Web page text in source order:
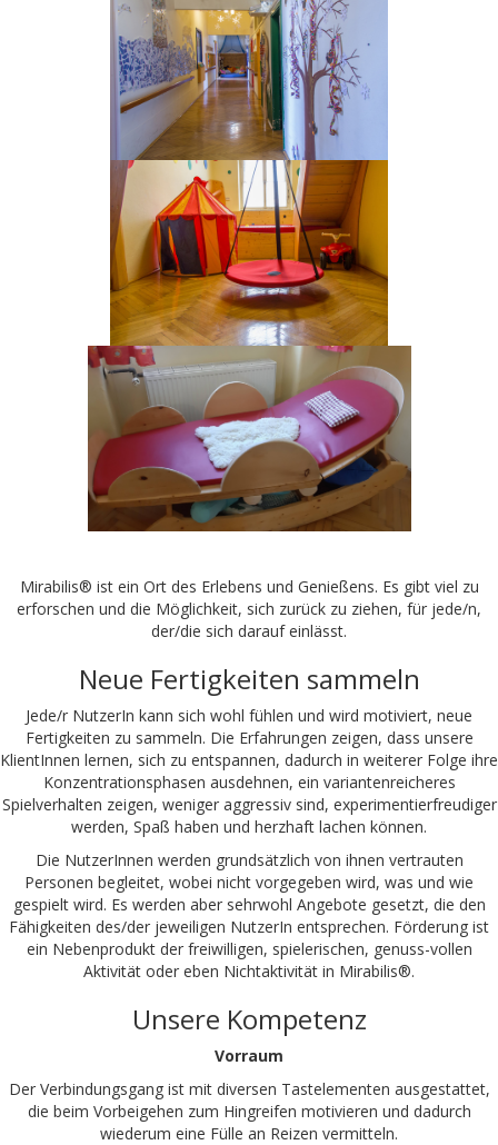
Mirabilis® ist ein Ort des Erlebens und Genießens. Es gibt viel zu
erforschen und die Möglichkeit, sich zurück zu ziehen, für jede/n,
der/die sich darauf einlässt.
Neue Fertigkeiten sammeln
Jede/r NutzerIn kann sich wohl fühlen und wird motiviert, neue
Fertigkeiten zu sammeln. Die Erfahrungen zeigen, dass unsere
KlientInnen lernen, sich zu entspannen, dadurch in weiterer Folge ihre
Konzentrationsphasen ausdehnen, ein variantenreicheres
Spielverhalten zeigen, weniger aggressiv sind, experimentierfreudiger
werden, Spaß haben und herzhaft lachen können.
Die NutzerInnen werden grundsätzlich von ihnen vertrauten
Personen begleitet, wobei nicht vorgegeben wird, was und wie
gespielt wird. Es werden aber sehrwohl Angebote gesetzt, die den
Fähigkeiten des/der jeweiligen NutzerIn entsprechen. Förderung ist
ein Nebenprodukt der freiwilligen, spielerischen, genuss-vollen
Aktivität oder eben Nichtaktivität in Mirabilis®.
Unsere Kompetenz
Vorraum
Der Verbindungsgang ist mit diversen Tastelementen ausgestattet,
die beim Vorbeigehen zum Hingreifen motivieren und dadurch
wiederum eine Fülle an Reizen vermitteln.